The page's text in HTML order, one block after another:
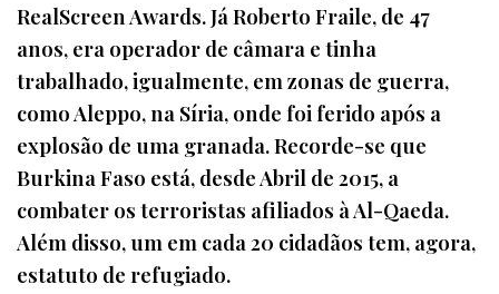
RealScreen Awards. Já Roberto Fraile, de 47
anos, era operador de câmara e tinha
trabalhado, igualmente, em zonas de guerra,
como Aleppo, na Síria, onde foi ferido após a
explosão de uma granada. Recorde-se que
Burkina Faso está, desde Abril de 2015, a
combater os terroristas afiliados à Al-Qaeda.
Além disso, um em cada 20 cidadãos tem, agora,
estatuto de refugiado.